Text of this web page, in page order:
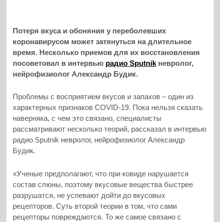
Потеря вкуса и обоняния у переболевших
коронавирусом может затянуться на длительное
время. Несколько приемов для их восстановления
посоветовал в интервью радио Sputnik невролог,
нейрофизиолог Александр Будик.
Проблемы с восприятием вкусов и запахов – один из
характерных признаков COVID-19. Пока нельзя сказать
наверняка, с чем это связано, специалисты
рассматривают несколько теорий, рассказал в интервью
радио Sputnik невролог, нейрофизиолог Александр
Будик.
«Ученые предполагают, что при ковиде нарушается
состав слюны, поэтому вкусовые вещества быстрее
разрушатся, не успевают дойти до вкусовых
рецепторов. Суть второй теории в том, что сами
рецепторы повреждаются. То же самое связано с